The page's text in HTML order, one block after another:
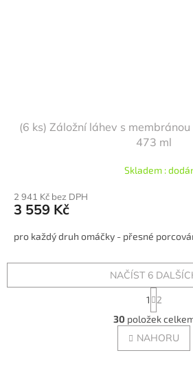
(6 ks) Záložní láhev s
473 ml
Skladem :
2 941 Kč bez DPH
3 559 Kč
pro každý druh omáčky - přesné
O
v
l
á
NAČÍST 6
S
t
r
á
n
k
1
2
30 položek
NAHORU